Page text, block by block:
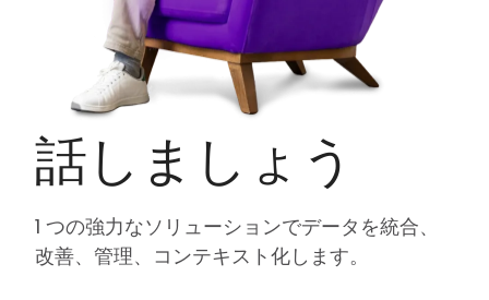
話しましょう
1 つの強力なソリューションでデータを統合、
改善、管理、コンテキスト化します。